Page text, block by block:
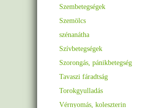
Szembetegségek
Szemölcs
szénanátha
Szívbetegségek
Szorongás, pánikbetegség
Tavaszi fáradtság
Torokgyulladás
Vérnyomás, koleszterin